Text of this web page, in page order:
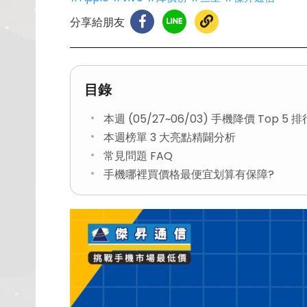
分享給朋友
目錄
本週 (05/27~06/03) 手機降價 Top 5 排
本週榜單 3 大亮點精闢分析
常見問題 FAQ
手機哪裡買價格最便宜划算有保障?